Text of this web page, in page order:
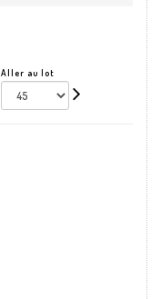
Aller au lot